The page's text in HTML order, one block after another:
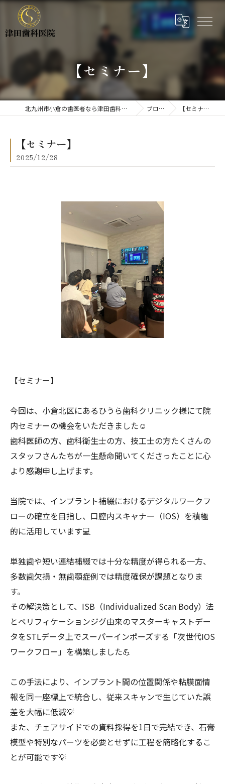
【セミナー】
北九州市小倉の歯医者なら津田歯科医院 ブログ 【セミナー】
【セミナー】
2025/12/28
【セミナー】
今回は、小倉北区にあるひうら歯科クリニック様にて院
内セミナーの機会をいただきました☺️
歯科医師の方、歯科衛生士の方、技工士の方たくさんの
スタッフさんたちが一生懸命聞いてくださったことに心
より感謝申し上げます。
当院では、インプラント補綴におけるデジタルワークフ
ローの確立を目指し、口腔内スキャナー（IOS）を積極
的に活用しています💻
単独歯や短い連結補綴では十分な精度が得られる一方、
多数歯欠損・無歯顎症例では精度確保が課題となりま
す。
その解決策として、ISB（Individualized Scan Body）法
とベリフィケーションジグ由来のマスターキャストデー
タをSTLデータ上でスーパーインポーズする「次世代IOS
ワークフロー」を構築しました💪
この手法により、インプラント間の位置関係や粘膜面情
報を同一座標上で統合し、従来スキャンで生じていた誤
差を大幅に低減💡
また、チェアサイドでの資料採得を1日で完結でき、石膏
模型や特別なパーツを必要とせずに工程を簡略化するこ
とが可能です💡